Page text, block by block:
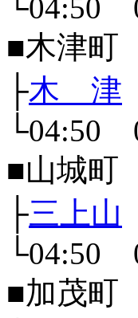
└04:50
■木津町
├木 津
└04:50
■山城町
├三上山
└04:50
■加茂町